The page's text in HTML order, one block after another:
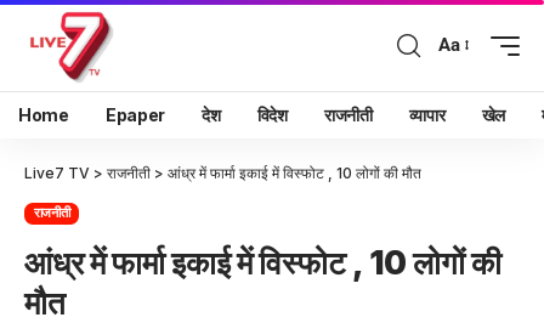
Aa
Home Epaper देश विदेश राजनीती व्यापार खेल
Live7 TV > राजनीती > आंध्र में फार्मा इकाई में विस्फोट , 10 लोगों की मौत
राजनीती
आंध्र में फार्मा इकाई में विस्फोट , 10 लोगों की
मौत